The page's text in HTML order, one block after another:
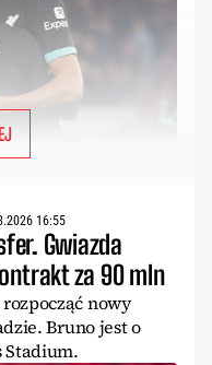
16:55
Gwiazda
za 90 mln
nowy
Bruno jest o
Stadium.